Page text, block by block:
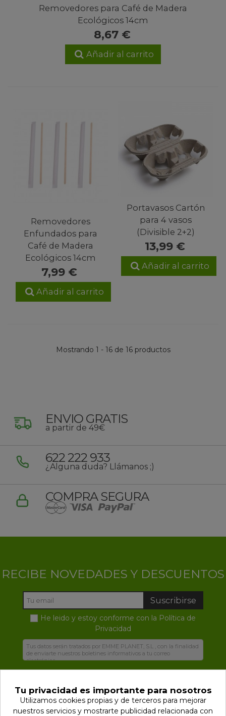
Removedores para Café de Madera
Ecológicos 14cm
8,67 €
Añadir al carrito
Removedores
Enfundados para
Café de Madera
Ecológicos 14cm
7,99 €
Añadir al carrito
Portavasos Cartón
para 4 vasos
(Divisible 2+2)
13,99 €
Añadir al carrito
Mostrando 1 - 16 de 16 productos
ENVIO GRATIS
a partir de 49€
622 222 933
¿Alguna duda? Llámanos ;)
COMPRA SEGURA
RECIBE NOVEDADES Y DESCUENTOS
Suscribirse
He leido y estoy conforme con la Política de
Privacidad
Tu privacidad es importante para nosotros
Utilizamos cookies propias y de terceros para mejorar
nuestros servicios y mostrarte publicidad relacionada con